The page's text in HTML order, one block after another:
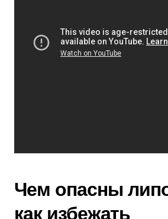
Чем опасны
как избежать